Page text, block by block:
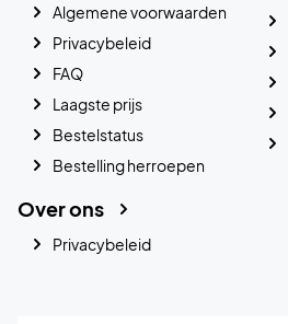
Algemene voorwaarden
Privacybeleid
FAQ
Laagste prijs
Bestelstatus
Bestelling herroepen
Over ons
Privacybeleid